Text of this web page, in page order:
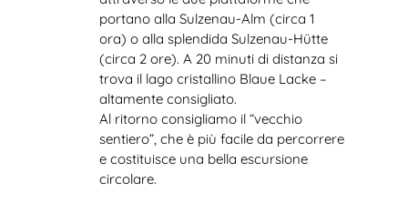
portano alla Sulzenau-Alm (circa 1
ora) o alla splendida Sulzenau-Hütte
(circa 2 ore). A 20 minuti di distanza si
trova il lago cristallino Blaue Lacke –
altamente consigliato.
Al ritorno consigliamo il “vecchio
sentiero”, che è più facile da percorrere
e costituisce una bella escursione
circolare.